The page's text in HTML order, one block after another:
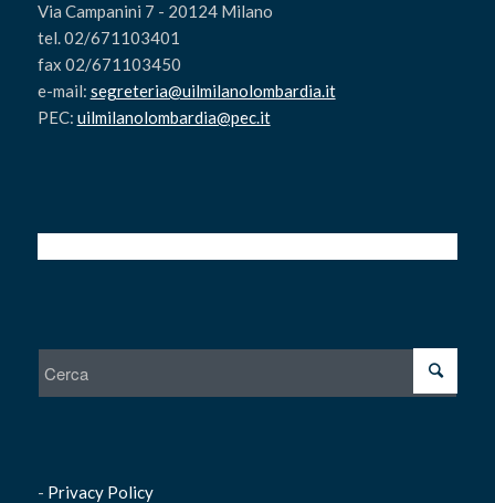
Via Campanini 7 - 20124 Milano
tel. 02/671103401
fax 02/671103450
e-mail: segreteria@uilmilanolombardia.it
PEC: uilmilanolombardia@pec.it
- Privacy Policy